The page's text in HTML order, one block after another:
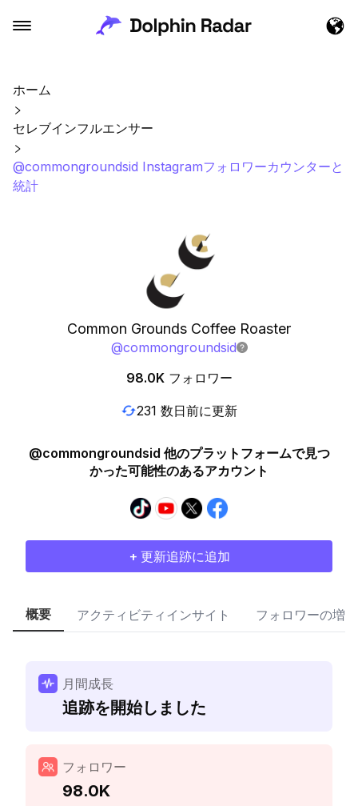
ホーム
セレブインフルエンサー
@commongroundsid Instagramフォロワーカウンターと
統計
Common Grounds Coffee Roaster
@commongroundsid
98.0K フォロワー
231 数日前に更新
@commongroundsid 他のプラットフォームで見つ
かった可能性のあるアカウント
+ 更新追跡に追加
概要 アクティビティインサイト フォロワーの増加
月間成長
追跡を開始しました
フォロワー
98.0K